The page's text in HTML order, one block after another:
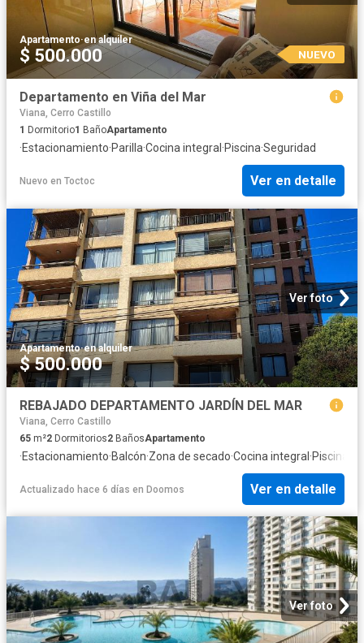
Apartamento·en alquiler
$ 500.000 NUEVO
Departamento en Viña del Mar
Viana, Cerro Castillo
1 Dormitorio1 BañoApartamento
·Estacionamiento·Parilla·Cocina integral ·Piscina·Seguridad
Nuevo en Toctoc Ver en detalle
Ver foto
Apartamento·en alquiler
$ 500.000
REBAJADO DEPARTAMENTO JARDÍN DEL MAR
Viana, Cerro Castillo
65 m²2 Dormitorios2 BañosApartamento
·Estacionamiento·Balcón·Zona de secado·Cocina integral ·Piscina
Actualizado hace 6 días en Doomos Ver en detalle
Ver foto